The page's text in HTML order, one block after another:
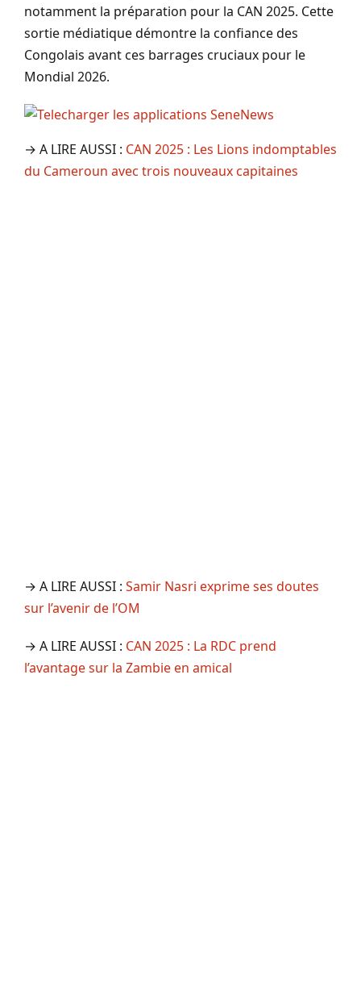
notamment la préparation pour la CAN 2025. Cette
sortie médiatique démontre la confiance des
Congolais avant ces barrages cruciaux pour le
Mondial 2026.
→ A LIRE AUSSI : CAN 2025 : Les Lions indomptables
du Cameroun avec trois nouveaux capitaines
→ A LIRE AUSSI : Samir Nasri exprime ses doutes
sur l’avenir de l’OM
→ A LIRE AUSSI : CAN 2025 : La RDC prend
l’avantage sur la Zambie en amical